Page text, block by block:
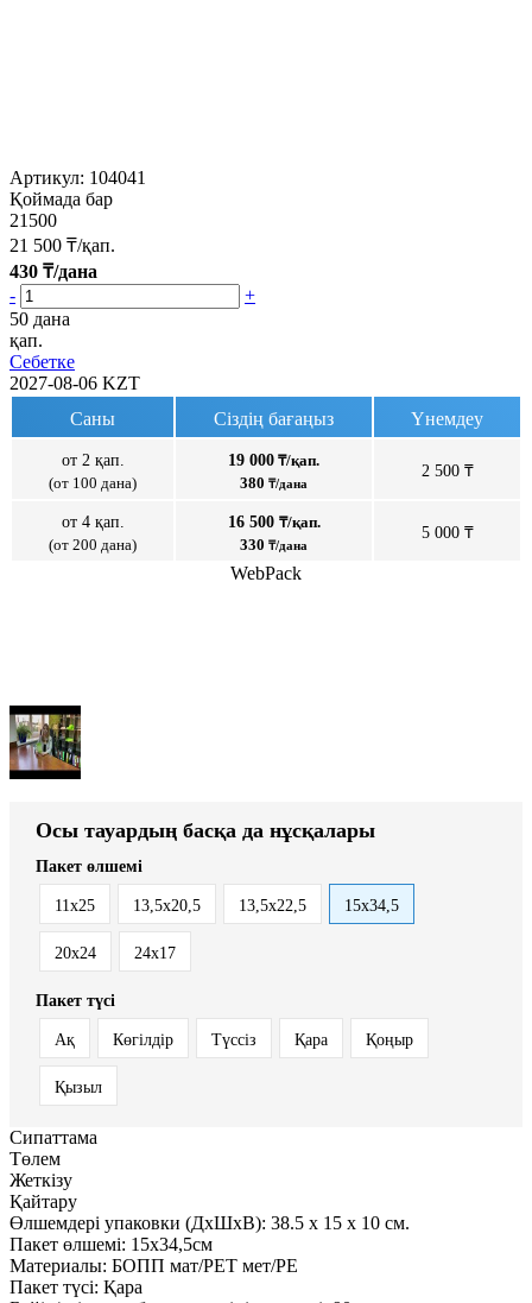
Артикул: 104041
Қоймада бар
21500
21 500 ₸/қап.
430 ₸/дана
-
+
50 дана
қап.
Себетке
2027-08-06 KZT
Саны
Сіздің бағаңыз Үнемдеу
от 2 қап.
(от 100 дана)
19 000 ₸/қап.
380 ₸/дана
2 500 ₸
от 4 қап.
(от 200 дана)
16 500 ₸/қап.
330 ₸/дана
5 000 ₸
WebPack
Осы тауардың басқа да нұсқалары
Пакет өлшемі
11х25 13,5х20,5 13,5х22,5 15х34,5
20х24 24х17
Пакет түсі
Ақ Көгілдір Түссіз Қара Қоңыр
Қызыл
Сипаттама
Төлем
Жеткізу
Қайтару
Өлшемдері упаковки (ДxШxВ): 38.5 x 15 x 10 см.
Пакет өлшемі: 15х34,5см
Материалы: БОПП мат/РЕТ мет/РЕ
Пакет түсі: Қара